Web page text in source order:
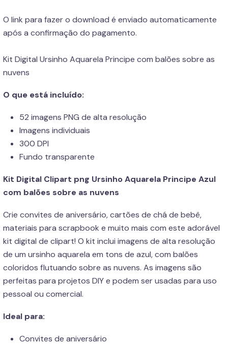
O link para fazer o download é enviado automaticamente
após a confirmação do pagamento.
Kit Digital Ursinho Aquarela Principe com balões sobre as
nuvens
O que está incluído:
52 imagens PNG de alta resolução
Imagens individuais
300 DPI
Fundo transparente
Kit Digital Clipart png Ursinho Aquarela Principe Azul
com balões sobre as nuvens
Crie convites de aniversário, cartões de chá de bebê,
materiais para scrapbook e muito mais com este adorável
kit digital de clipart! O kit inclui imagens de alta resolução
de um ursinho aquarela em tons de azul, com balões
coloridos flutuando sobre as nuvens. As imagens são
perfeitas para projetos DIY e podem ser usadas para uso
pessoal ou comercial.
Ideal para:
Convites de aniversário